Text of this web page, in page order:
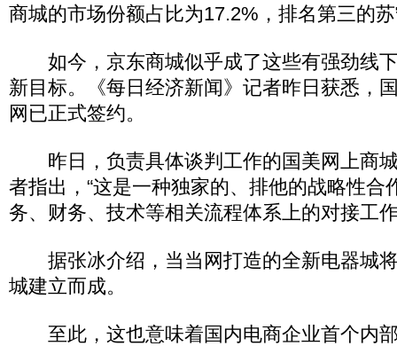
商城的市场份额占比为17.2%，排名第三的
如今，京东商城似乎成了这些有强劲线
新目标。《每日经济新闻》记者昨日获悉，
网已正式签约。
昨日，负责具体谈判工作的国美网上商
者指出，“这是一种独家的、排他的战略性合
务、财务、技术等相关流程体系上的对接工
据张冰介绍，当当网打造的全新电器城
城建立而成。
至此，这也意味着国内电商企业首个内